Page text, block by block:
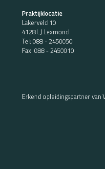
Praktijklocatie
Lakerveld 10
4128 LJ Lexmond
Tel: 088 - 2450050
Fax: 088 - 2450010
Erkend opleidingspartner van